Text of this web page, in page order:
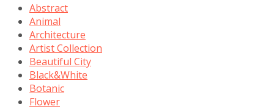
Abstract
Animal
Architecture
Artist Collection
Beautiful City
Black&White
Botanic
Flower